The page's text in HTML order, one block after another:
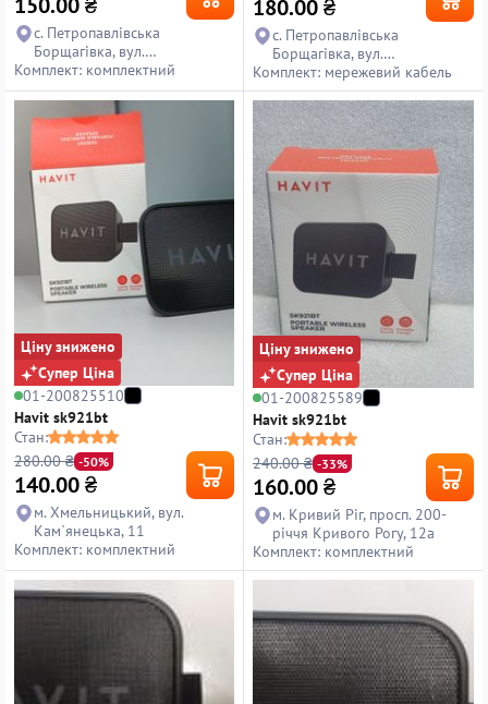
150.00₴
с. Петропавлівська
Борщагівка, вул.
Петропавлівська, 14
Комплект: комплектний
180.00₴
с. Петропавлівська
Борщагівка, вул.
Петропавлівська, 14
Комплект: мережевий кабель
Ціну знижено
Супер Ціна
01-200825510
Havit sk921bt
Стан:
280.00 ₴ -50%
140.00₴
м. Хмельницький, вул.
Кам`янецька, 11
Комплект: комплектний
Ціну знижено
Супер Ціна
01-200825589
Havit sk921bt
Стан:
240.00 ₴ -33%
160.00₴
м. Кривий Ріг, просп. 200-
річчя Кривого Рогу, 12а
Комплект: комплектний